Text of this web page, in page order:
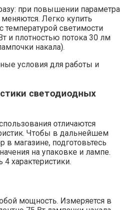
при повышении параметра
Легко купить
температурой светимости
и плотностью потока 30 лм
накала).
условия для работы и
светодиодных
отличаются
Чтобы в дальнейшем
магазине, подготовьтесь
на упаковке и лампе.
характеристики.
мощность. Измеряется в